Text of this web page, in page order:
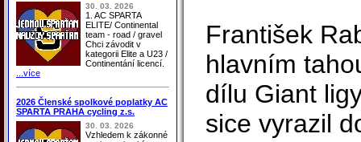
30. 03. 2026
1. AC SPARTA
ELITE/ Continental
team - road / gravel
Chci závodit v
kategorii Elite a U23 /
Continentání licencí.
...více
2026 Členské spolkové poplatky AC
SPARTA PRAHA cycling z.s.
30. 03. 2026
Vzhledem k zákonné
František
hlavním
dílu Giant
sice vyrazil